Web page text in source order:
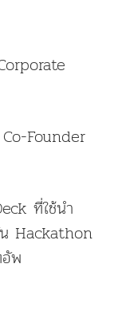
Founder
ที่ใช้นำ
น Hackathon
อัพ